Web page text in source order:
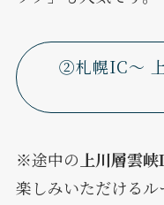
②札幌IC～
※途中の 上川層雲
楽しみいただけるル